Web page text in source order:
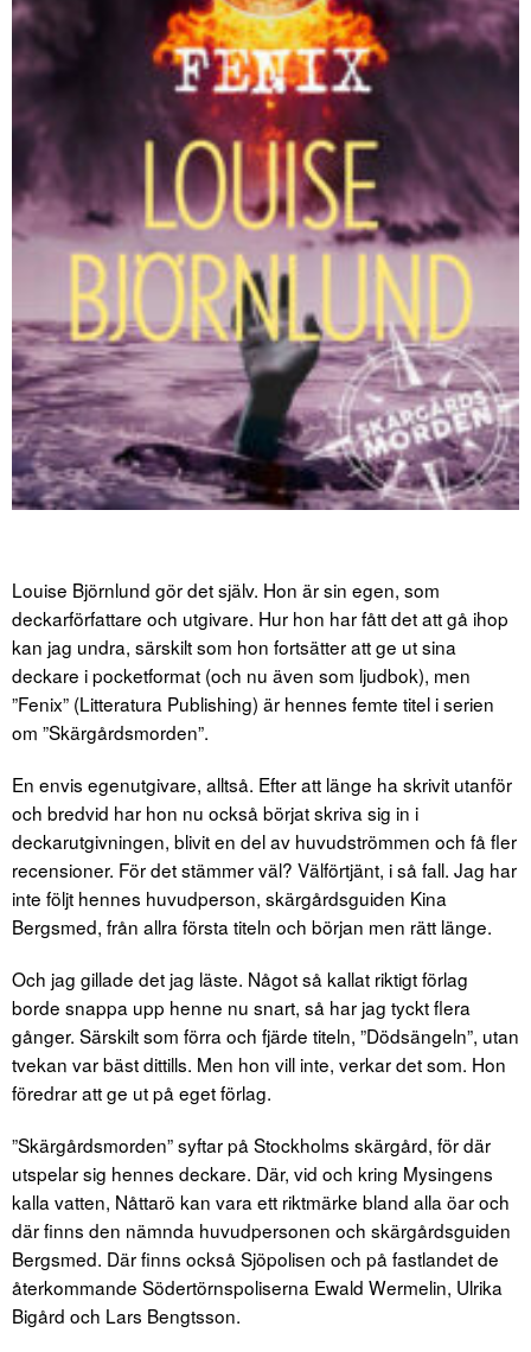
Louise Björnlund gör det själv. Hon är sin egen, som
deckarförfattare och utgivare. Hur hon har fått det att gå ihop
kan jag undra, särskilt som hon fortsätter att ge ut sina
deckare i pocketformat (och nu även som ljudbok), men
”Fenix” (Litteratura Publishing) är hennes femte titel i serien
om ”Skärgårdsmorden”.
En envis egenutgivare, alltså. Efter att länge ha skrivit utanför
och bredvid har hon nu också börjat skriva sig in i
deckarutgivningen, blivit en del av huvudströmmen och få fler
recensioner. För det stämmer väl? Välförtjänt, i så fall. Jag har
inte följt hennes huvudperson, skärgårdsguiden Kina
Bergsmed, från allra första titeln och början men rätt länge.
Och jag gillade det jag läste. Något så kallat riktigt förlag
borde snappa upp henne nu snart, så har jag tyckt flera
gånger. Särskilt som förra och fjärde titeln, ”Dödsängeln”, utan
tvekan var bäst dittills. Men hon vill inte, verkar det som. Hon
föredrar att ge ut på eget förlag.
”Skärgårdsmorden” syftar på Stockholms skärgård, för där
utspelar sig hennes deckare. Där, vid och kring Mysingens
kalla vatten, Nåttarö kan vara ett riktmärke bland alla öar och
där finns den nämnda huvudpersonen och skärgårdsguiden
Bergsmed. Där finns också Sjöpolisen och på fastlandet de
återkommande Södertörnspoliserna Ewald Wermelin, Ulrika
Bigård och Lars Bengtsson.